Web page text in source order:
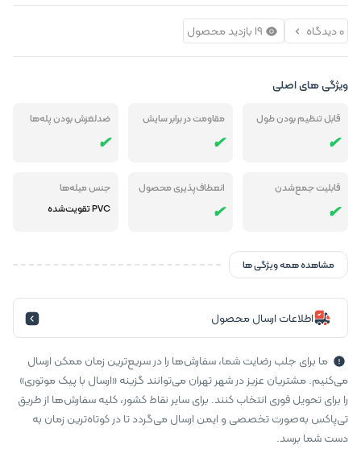
0 دیدگاه 19 بازدید محصول
ویژگی های اصلی
قابل تنظیم بودن طول مقاومت در برابر سایش ضدلغزش بودن پله‌ها
قابلیت جمع‌شدن انعطاف‌پذیری محصول
جنس میله‌‎ها
PVC تقویت‌شده
مشاهده همه ویژگی ها
اطلاعات ارسال محصول
ما برای جلب رضایت شما، سفارش‌ها را در سریع‌ترین زمان ممکن ارسال
می‌کنیم. مشتریان عزیز در شهر تهران می‌توانند گزینه «ارسال با پیک موتوری»
را برای تحویل فوری انتخاب کنند. برای سایر نقاط کشور، کلیه سفارش‌ها از طریق
تی‌پاکس به‌صورت تخصصی و ایمن ارسال می‌گردد تا در کوتاه‌ترین زمان به
دست شما برسد.